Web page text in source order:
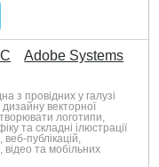
Adobe Systems
з провідних у галузі
векторної
логотипи,
та складні ілюстрації
публікацій,
відео та мобільних